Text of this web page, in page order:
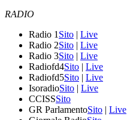
RADIO
Radio 1 Sito | Live
Radio 2Sito | Live
Radio 3Sito | Live
Radiofd4Sito | Live
Radiofd5Sito | Live
IsoradioSito | Live
CCISSSito
GR ParlamentoSito | Live